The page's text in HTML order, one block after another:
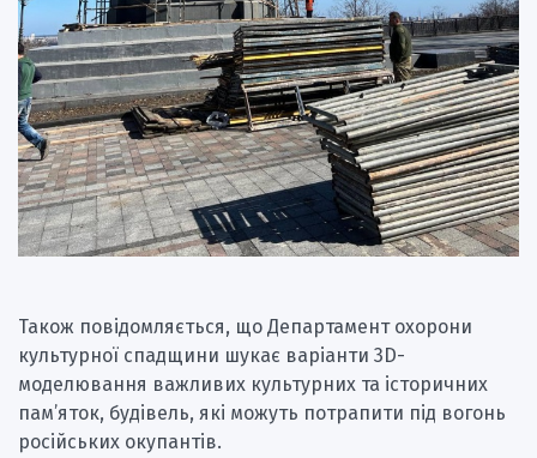
Також повідомляється, що Департамент охорони
культурної спадщини шукає варіанти 3D-
моделювання важливих культурних та історичних
пам’яток, будівель, які можуть потрапити під вогонь
російських окупантів.